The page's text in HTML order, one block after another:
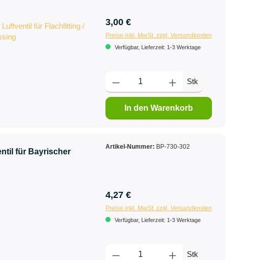
Luftventil für Flachfitting /
3,00 €
Preise inkl. MwSt. zzgl. Versandkosten
Verfügbar, Lieferzeit: 1-3 Werktage
Stk
In den Warenkorb
für Bayrischer
Artikel-Nummer: BP-730-302
4,27 €
Preise inkl. MwSt. zzgl. Versandkosten
Verfügbar, Lieferzeit: 1-3 Werktage
Stk